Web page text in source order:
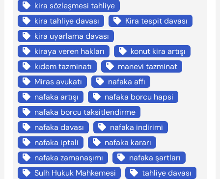
kira sözleşmesi tahliye
kira tahliye davası
Kira tespit davası
kira uyarlama davası
kiraya veren hakları
konut kira artışı
kıdem tazminatı
manevi tazminat
Miras avukatı
nafaka affı
nafaka artışı
nafaka borcu hapsi
nafaka borcu taksitlendirme
nafaka davası
nafaka indirimi
nafaka iptali
nafaka kararı
nafaka zamanaşımı
nafaka şartları
Sulh Hukuk Mahkemesi
tahliye davası